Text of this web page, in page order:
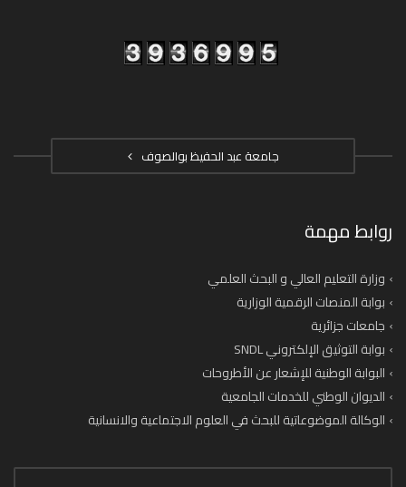
جامعة عبد الحفيظ بوالصوف
روابط مهمة
وزارة التعليم العالي و البحث العلمي
بوابة المنصات الرقمية الوزارية
جامعات جزائرية
بوابة التوثيق الإلكتروني SNDL
البوابة الوطنية للإشعار عن الأطروحات
الديوان الوطني للخدمات الجامعية
الوكالة الموضوعاتية للبحث في العلوم الاجتماعية والانسانية